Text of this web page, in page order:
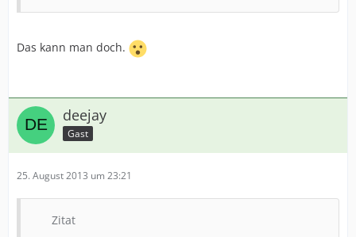
Das kann man doch.
deejay
Gast
25. August 2013 um 23:21
Zitat